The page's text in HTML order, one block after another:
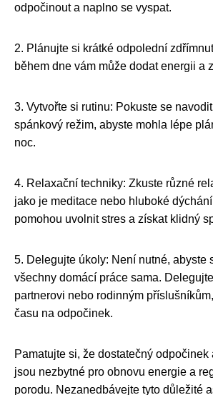
odpočinout a naplno se vyspat.
2. Plánujte si krátké odpolední
během dne vám může dodat energii a
3. Vytvořte si rutinu: Pokuste se
spánkový režim, abyste mohla lépe
noc.
4. Relaxační techniky: Zkuste různé
jako je meditace nebo hluboké
pomohou uvolnit stres a získat klidný
5. Delegujte úkoly: Není nutné, abyste
všechny domácí práce sama.
partnerovi nebo rodinným
času na odpočinek.
Pamatujte si, že dostatečný
jsou nezbytné pro obnovu energie a
porodu. Nezanedbávejte tyto důležité